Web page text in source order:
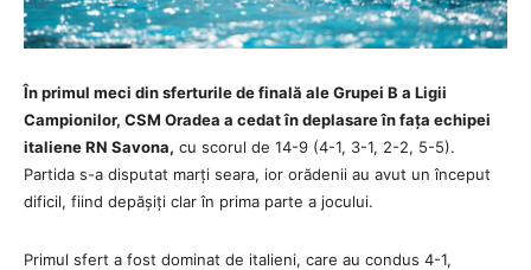
În primul meci din sferturile de finală ale Grupei B a Ligii
Campionilor, CSM Oradea a cedat în deplasare în fața echipei
italiene RN Savona, cu scorul de 14-9 (4-1, 3-1, 2-2, 5-5).
Partida s-a disputat marți seara, ior orădenii au avut un început
dificil, fiind depășiți clar în prima parte a jocului.
Primul sfert a fost dominat de italieni, care au condus 4-1,